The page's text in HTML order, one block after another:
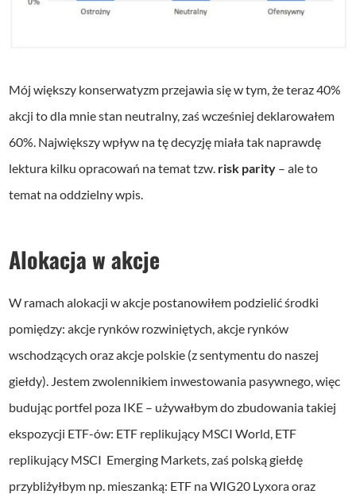
Mój większy konserwatyzm przejawia się w tym, że teraz 40%
akcji to dla mnie stan neutralny, zaś wcześniej deklarowałem
60%. Największy wpływ na tę decyzję miała tak naprawdę
lektura kilku opracowań na temat tzw. risk parity – ale to
temat na oddzielny wpis.
Alokacja w akcje
W ramach alokacji w akcje postanowiłem podzielić środki
pomiędzy: akcje rynków rozwiniętych, akcje rynków
wschodzących oraz akcje polskie (z sentymentu do naszej
giełdy). Jestem zwolennikiem inwestowania pasywnego, więc
budując portfel poza IKE – używałbym do zbudowania takiej
ekspozycji ETF-ów: ETF replikujący MSCI World, ETF
replikujący MSCI Emerging Markets, zaś polską giełdę
przybliżyłbym np. mieszanką: ETF na WIG20 Lyxora oraz